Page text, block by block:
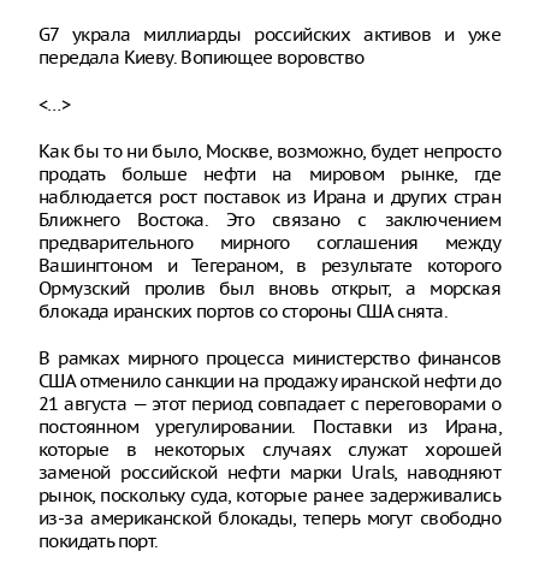
G7 украла миллиарды российских активов и уже
передала Киеву. Вопиющее воровство
<…>
Как бы то ни было, Москве, возможно, будет непросто
продать больше нефти на мировом рынке, где
наблюдается рост поставок из Ирана и других стран
Ближнего Востока. Это связано с заключением
предварительного мирного соглашения между
Вашингтоном и Тегераном, в результате которого
Ормузский пролив был вновь открыт, а морская
блокада иранских портов со стороны США снята.
В рамках мирного процесса министерство финансов
США отменило санкции на продажу иранской нефти до
21 августа — этот период совпадает с переговорами о
постоянном урегулировании. Поставки из Ирана,
которые в некоторых случаях служат хорошей
заменой российской нефти марки Urals, наводняют
рынок, поскольку суда, которые ранее задерживались
из-за американской блокады, теперь могут свободно
покидать порт.